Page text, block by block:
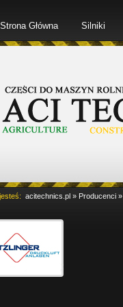
Strona Główna Silniki
acitechnics.pl » Producenci »